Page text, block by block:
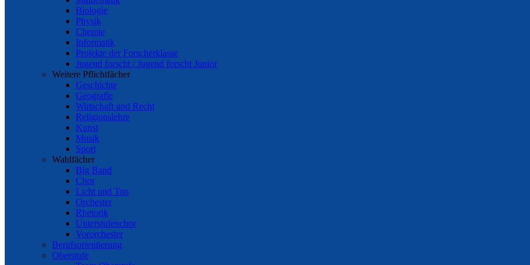
Biologie
Physik
Chemie
Informatik
Projekte der Forscherklasse
Jugend forscht / Jugend forscht Junior
Weitere Pflichtfächer
Geschichte
Geografie
Wirtschaft und Recht
Religionslehre
Kunst
Musik
Sport
Wahlfächer
Big Band
Chor
Licht und Ton
Orchester
Rhetorik
Unterstufenchor
Vororchester
Berufsorientierung
Oberstufe